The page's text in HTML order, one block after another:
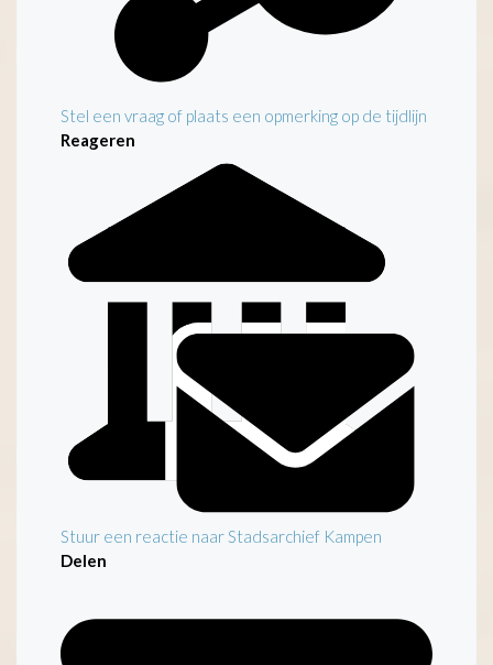
Stel een vraag of plaats een opmerking op de tijdlijn
Reageren
Stuur een reactie naar Stadsarchief Kampen
Delen